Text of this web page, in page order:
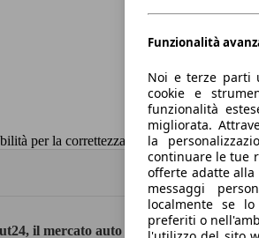
per la correttezza dei dati.
il mercato auto europeo.
Funzionalità
Noi e terze parti
cookie e
funzionalità
migliorata.
la
continuare le tue
offerte adatte
messaggi
localmente se
preferiti o